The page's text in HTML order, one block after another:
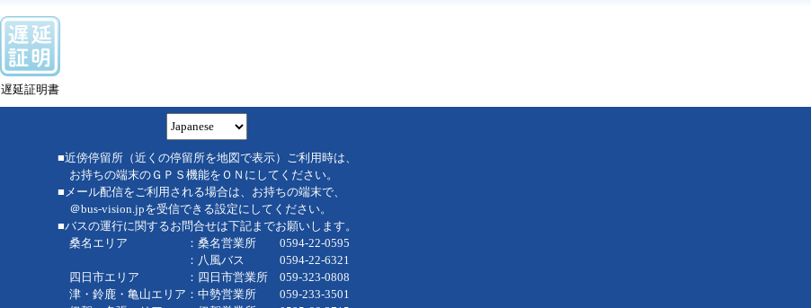
遅延証明書
■近傍停留所（近くの停留所を地図で表示）ご利用時は、
お持ちの端末のＧＰＳ機能をＯＮにしてください。
■メール配信をご利用される場合は、お持ちの端末で、
＠bus-vision.jpを受信できる設定にしてください。
■バスの運行に関するお問合せは下記までお願いします。
桑名エリア ：桑名営業所 0594-22-0595
：八風バス 0594-22-6321
四日市エリア ：四日市営業所 059-323-0808
津・鈴鹿・亀山エリア：中勢営業所 059-233-3501